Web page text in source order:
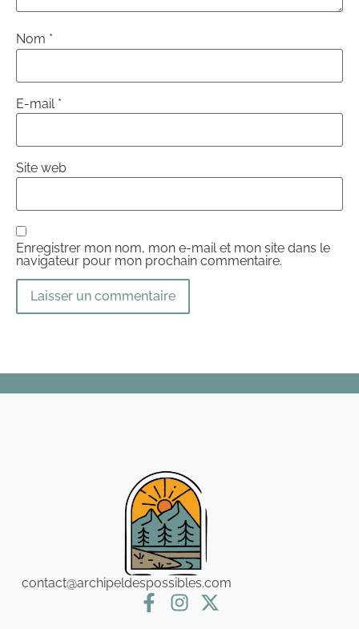
Nom *
E-mail *
Site web
Enregistrer mon nom, mon e-mail et mon site dans le
navigateur pour mon prochain commentaire.
contact@archipeldespossibles.com